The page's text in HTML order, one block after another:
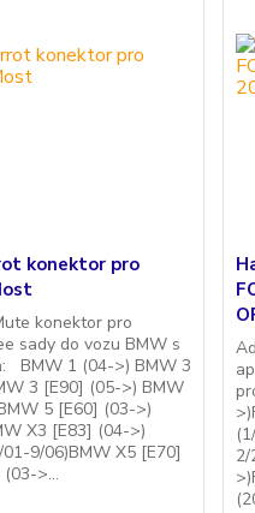
konektor pro
konektor pro
sady do vozu BMW s
BMW 1 (04->) BMW 3
3 [E90] (05->) BMW
5 [E60] (03->)
X3 [E83] (04->)
9/06)BMW X5 [E70]
>...
2/